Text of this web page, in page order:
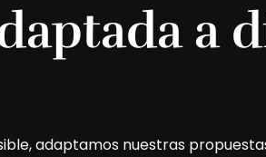
a
adaptamos nuestras